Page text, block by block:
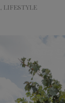
, LIFESTYLE